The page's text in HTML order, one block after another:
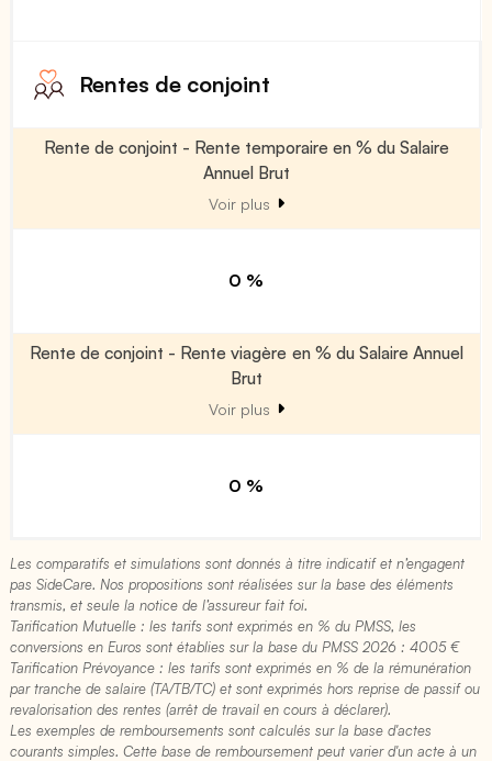
Rentes de conjoint
Rente de conjoint - Rente temporaire en % du Salaire
Annuel Brut
Voir plus
0 %
Rente de conjoint - Rente viagère en % du Salaire Annuel
Brut
Voir plus
0 %
Les comparatifs et simulations sont donnés à titre indicatif et n’engagent
pas SideCare. Nos propositions sont réalisées sur la base des éléments
transmis, et seule la notice de l’assureur fait foi.
Tarification Mutuelle : les tarifs sont exprimés en % du PMSS, les
conversions en Euros sont établies sur la base du PMSS 2026 : 4005 €​
Tarification Prévoyance : les tarifs sont exprimés en % de la rémunération
par tranche de salaire (TA/TB/TC) et sont exprimés hors reprise de passif ou
revalorisation des rentes (arrêt de travail en cours à déclarer).
Les exemples de remboursements sont calculés sur la base d'actes
courants simples. Cette base de remboursement peut varier d'un acte à un